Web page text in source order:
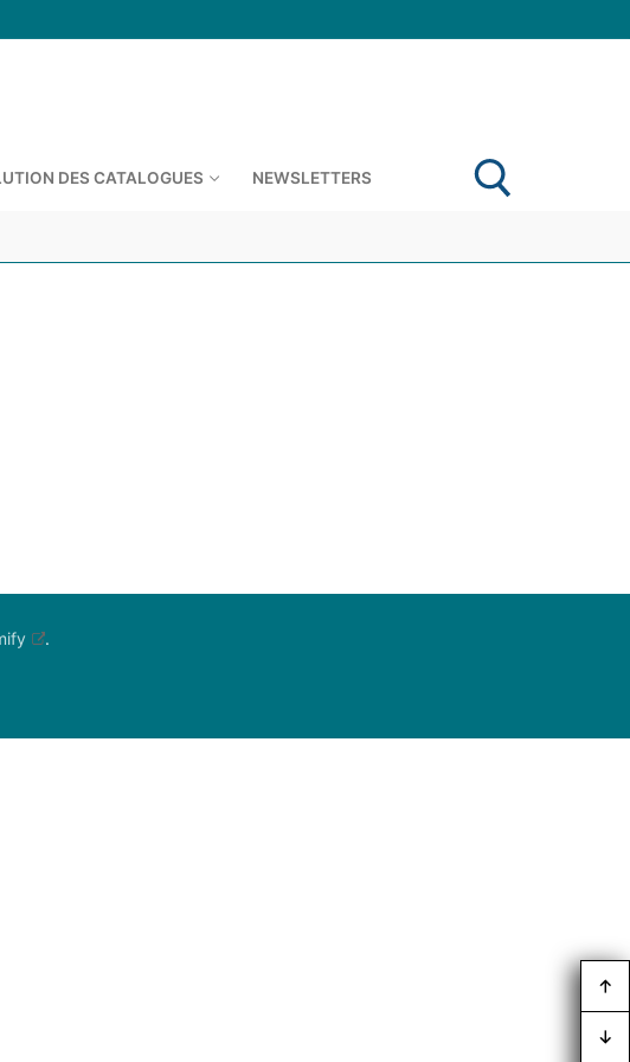
DES CATALOGUES NEWSLETTERS
.